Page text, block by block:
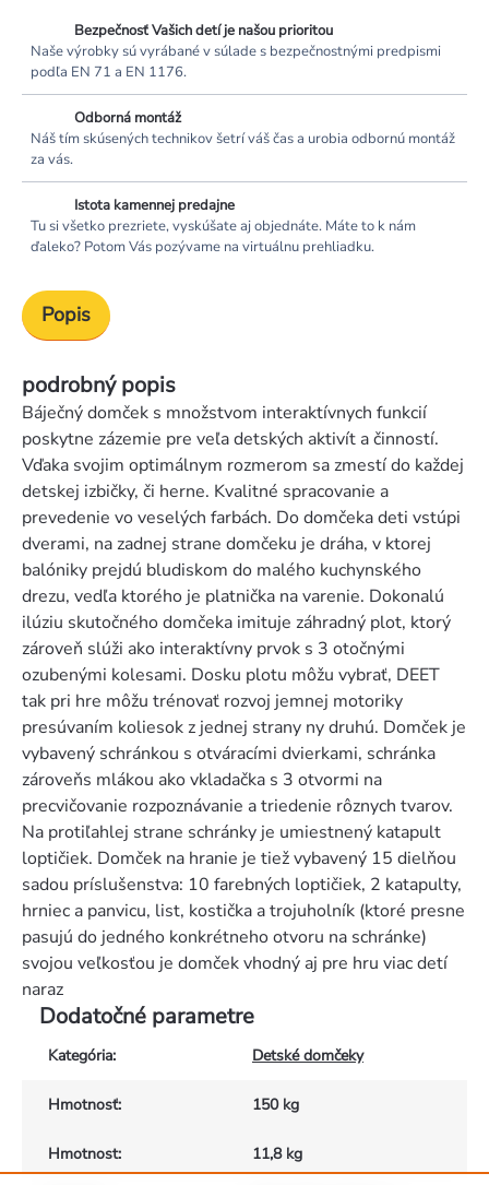
Bezpečnosť Vašich detí je našou prioritou
Naše výrobky sú vyrábané v súlade s bezpečnostnými predpismi
podľa EN 71 a EN 1176.
Odborná montáž
Náš tím skúsených technikov šetrí váš čas a urobia odbornú montáž
za vás.
Istota kamennej predajne
Tu si všetko prezriete, vyskúšate aj objednáte. Máte to k nám
ďaleko? Potom Vás pozývame na virtuálnu prehliadku.
Popis
podrobný popis
Báječný domček s množstvom interaktívnych funkcií
poskytne zázemie pre veľa detských aktivít a činností.
Vďaka svojim optimálnym rozmerom sa zmestí do každej
detskej izbičky, či herne. Kvalitné spracovanie a
prevedenie vo veselých farbách. Do domčeka deti vstúpi
dverami, na zadnej strane domčeku je dráha, v ktorej
balóniky prejdú bludiskom do malého kuchynského
drezu, vedľa ktorého je platnička na varenie. Dokonalú
ilúziu skutočného domčeka imituje záhradný plot, ktorý
zároveň slúži ako interaktívny prvok s 3 otočnými
ozubenými kolesami. Dosku plotu môžu vybrať, DEET
tak pri hre môžu trénovať rozvoj jemnej motoriky
presúvaním koliesok z jednej strany ny druhú. Domček je
vybavený schránkou s otváracími dvierkami, schránka
zároveňs mlákou ako vkladačka s 3 otvormi na
precvičovanie rozpoznávanie a triedenie rôznych tvarov.
Na protiľahlej strane schránky je umiestnený katapult
loptičiek. Domček na hranie je tiež vybavený 15 dielňou
sadou príslušenstva: 10 farebných loptičiek, 2 katapulty,
hrniec a panvicu, list, kostička a trojuholník (ktoré presne
pasujú do jedného konkrétneho otvoru na schránke)
svojou veľkosťou je domček vhodný aj pre hru viac detí
naraz
Dodatočné parametre
Kategória: Detské domčeky
Hmotnosť: 150 kg
Hmotnost: 11,8 kg